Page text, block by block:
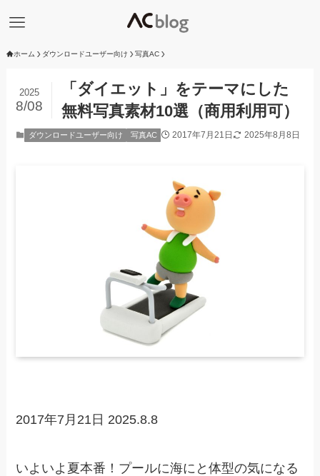
ホーム ダウンロードユーザー向け 写真AC
「ダイエット」をテーマにした
無料写真素材10選（商用利用可）
2025
8/08
ダウンロードユーザー向け 写真AC 2017年7月21日 2025年8月8日
2017年7月21日 2025.8.8
いよいよ夏本番！プールに海にと体型の気になる